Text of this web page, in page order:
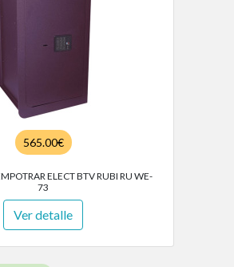
565.00€
ELECT BTV RUBI RU WE-
73
Ver detalle